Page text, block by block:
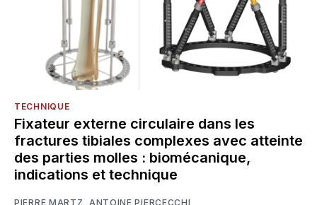
TECHNIQUE
Fixateur externe circulaire dans les
fractures tibiales complexes avec atteinte
des parties molles : biomécanique,
indications et technique
PIERRE MARTZ, ANTOINE PIERCECCHI